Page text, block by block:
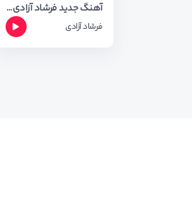
آهنگ جدید فرشاد آزادی به نام تعصبی + متن آهنگ
فرشاد آزادی